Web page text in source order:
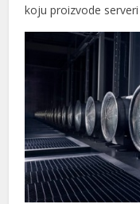
koju proizvode